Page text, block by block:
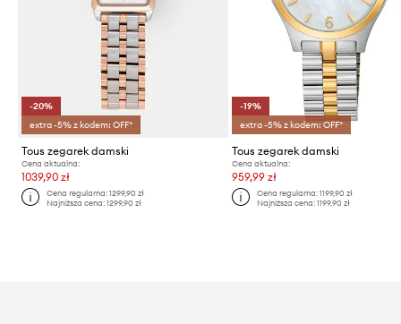
-20%
extra -5% z kodem: OFF*
Tous zegarek damski
Cena aktualna:
1039,90 zł
Cena regularna:1299,90 zł
Najniższa cena:1299,90 zł
-19%
extra -5% z kodem: OFF*
Tous zegarek damski
Cena aktualna:
959,99 zł
Cena regularna: 1199,90 zł
Najniższa cena: 1199,90 zł